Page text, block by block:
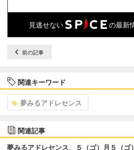
見逃せない の最新
前の記事
関連キーワード
夢みるアドレセンス
関連記事
夢みるアドレセンス、５（ゴ）月５（ゴ